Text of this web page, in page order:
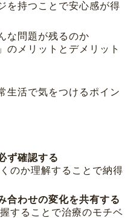
を持つことで安心感が得
な問題が残るのか
のメリットとデメリット
生活で気をつけるポイン
ず確認する
のか理解することで納得
合わせの変化を共有する
することで治療のモチベ